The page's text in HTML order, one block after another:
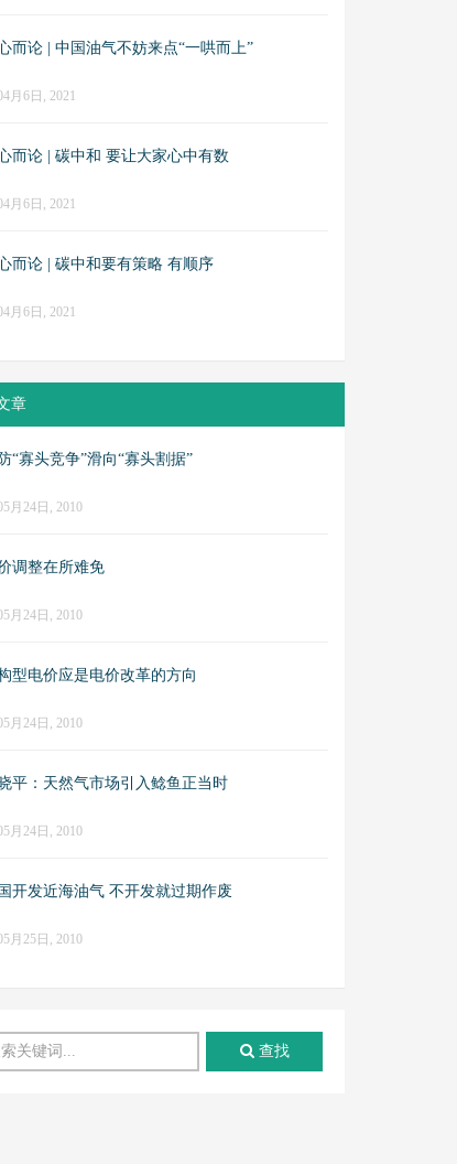
而论 | 中国油气不妨来点“一哄而上”
月6日, 2021
而论 | 碳中和 要让大家心中有数
月6日, 2021
而论 | 碳中和要有策略 有顺序
月6日, 2021
章
“寡头竞争”滑向“寡头割据”
月24日, 2010
调整在所难免
月24日, 2010
型电价应是电价改革的方向
月24日, 2010
平：天然气市场引入鲶鱼正当时
月24日, 2010
开发近海油气 不开发就过期作废
月25日, 2010
查找